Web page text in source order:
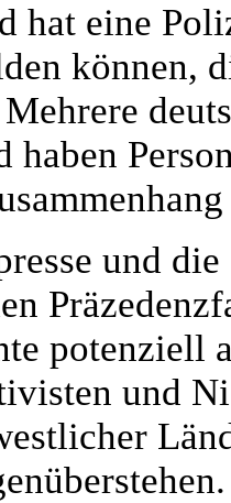
hat eine
können,
haben
und
potenziell
und